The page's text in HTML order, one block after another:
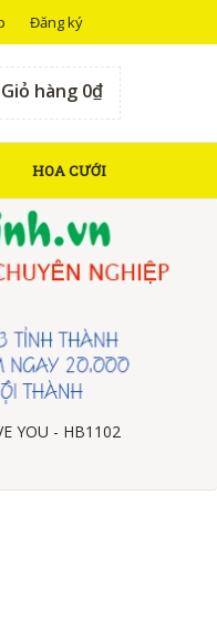
Đăng ký
Giỏ hàng 0₫
HOA CƯỚI
YOU - HB1102